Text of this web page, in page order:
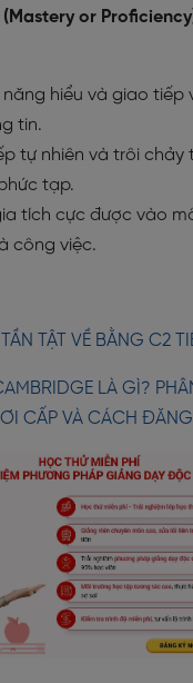
or
hiểu và giao tiếp
tin.
tự nhiên và trôi chảy
tạp.
tích cực được vào
công việc.
TẦN TẬT VỀ BẰNG C2
LÀ GÌ?
CẤP VÀ CÁCH